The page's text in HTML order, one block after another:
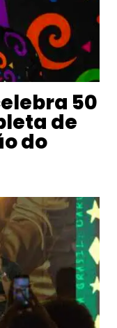
50
de
do